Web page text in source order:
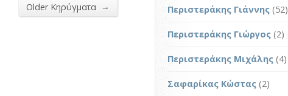
Older Κηρύγματα → Περιστεράκης Γιάννης (52)
Περιστεράκης Γιώργος (2)
Περιστεράκης Μιχάλης (4)
Σαφαρίκας Κώστας (2)